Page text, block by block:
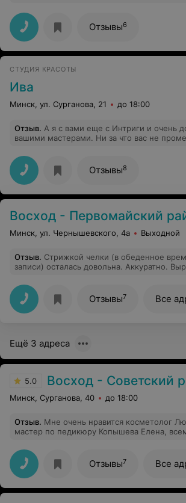
маникюром и педикюром.и раньше
окраску там делала и тоже осталась
прежде я обслуживалась в салоне
получить качественное обслуживание с
затратами. вобщем респект мастерам!!!!!
Отзывы6
СТУДИЯ КРАСОТЫ
Ива
Минск, ул. Сурганова, 21 до 18:00
Отзыв. А я с вами еще с Интриги и очень
вашими мастерами. Ни за что вас не
спасибочки, девчонки!
Отзывы8
Восход - Первомайский
Минск, ул. Чернышевского, 4а Выходной
Отзыв. Стрижкой челки (в обеденное
записи) осталась довольна. Аккуратно.
Людмила.
Отзывы7 Все
Ещё 3 адреса
5.0 Восход - Советский
Минск, Сурганова, 40 до 18:00
Отзыв. Мне очень нравится косметолог
мастер по педикюру Копышева Елена,
Отзывы7 Все